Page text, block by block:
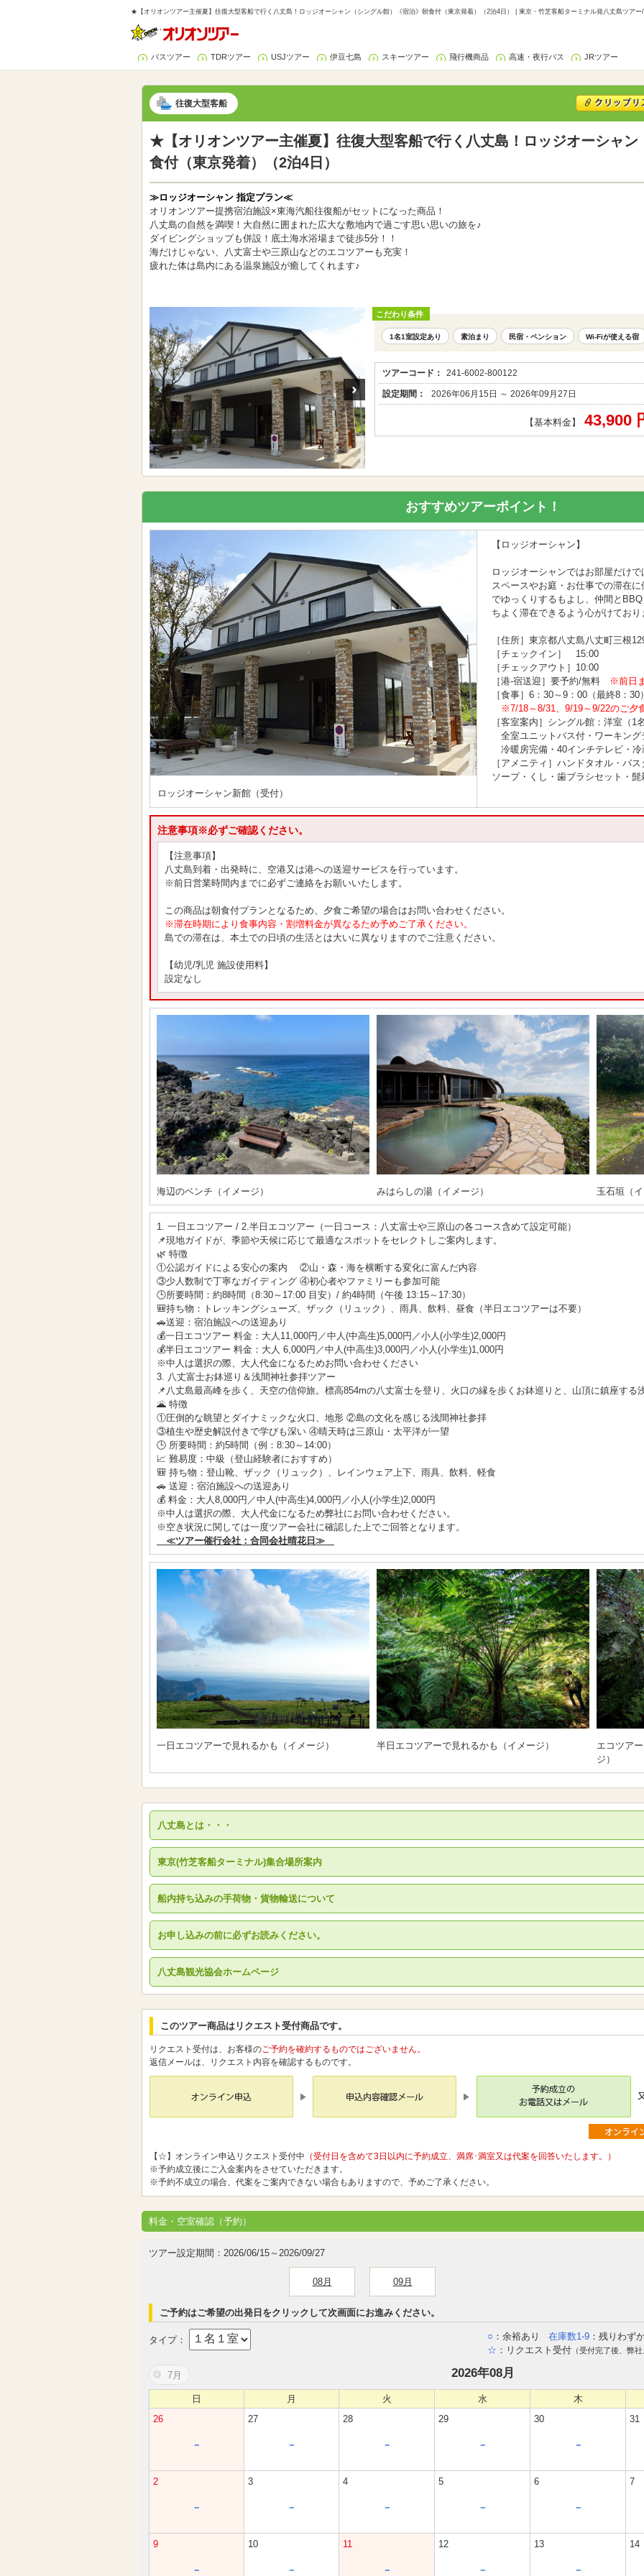
★【オリオンツアー主催夏】往復大型客船で行く八丈島！ロッジオーシャン（シングル館）《宿泊》朝食付（東京発着）（2泊4日） | 東京・竹芝客船ターミナル発八丈島ツアー
バスツアー TDRツアー USJツアー 伊豆七島 スキーツアー 飛行機商品 高速・夜行バス JRツアー
往復大型客船
★【オリオンツアー主催夏】往復大型客船で行く八丈島！ロッジオーシャン
食付（東京発着）（2泊4日）
≫ロッジオーシャン 指定プラン≪
オリオンツアー提携宿泊施設×東海汽船往復船がセットになった商品！
八丈島の自然を満喫！大自然に囲まれた広大な敷地内で過ごす思い思いの旅を♪
ダイビングショップも併設！底土海水浴場まで徒歩5分！！
海だけじゃない、八丈富士や三原山などのエコツアーも充実！
疲れた体は島内にある温泉施設が癒してくれます♪
こだわり条件
1名1室設定あり 素泊まり 民宿・ペンション Wi-Fiが使える宿
ツアーコード： 241-6002-800122
設定期間： 2026年06月15日 ～ 2026年09月27日
【基本料金】 43,900
おすすめツアーポイント！
ロッジオーシャン新館（受付）
【ロッジオーシャン】
ロッジオーシャンではお部屋だけ
スペースやお庭・お仕事での滞在
でゆっくりするもよし、仲間と
ちよく滞在できるよう心がけており
［住所］東京都八丈島八丈町三根
［チェックイン］ 15:00
［チェックアウト］10:00
［港-宿送迎］要予約/無料
※前日
［食事］6：30～9：00（最終8：
※7/18～8/31、9/19～9/22のご夕
［客室案内］シングル館：洋室（1
全室ユニットバス付・ワーキング
冷暖房完備・40インチテレビ・冷
［アメニティ］ハンドタオル・バ
ソープ・くし・歯ブラシセット・
注意事項※必ずご確認ください。
【注意事項】
八丈島到着・出発時に、空港又は港への送迎サービスを行っています。
※前日営業時間内までに必ずご連絡をお願いいたします。
この商品は朝食付プランとなるため、夕食ご希望の場合はお問い合わせください。
※滞在時期により食事内容・割増料金が異なるため予めご了承ください。
島での滞在は、本土での日頃の生活とは大いに異なりますのでご注意ください。
【幼児/乳児 施設使用料】
設定なし
海辺のベンチ（イメージ） みはらしの湯（イメージ） 玉石垣（
1. 一日エコツアー / 2.半日エコツアー（一日コース：八丈富士や三原山の各コース含めて設定可能）
📌現地ガイドが、季節や天候に応じて最適なスポットをセレクトしご案内します。
🌿 特徴
①公認ガイドによる安心の案内 ②山・森・海を横断する変化に富んだ内容
③少人数制で丁寧なガイディング ④初心者やファミリーも参加可能
🕒所要時間：約8時間（8:30～17:00 目安）/ 約4時間（午後 13:15～17:30）
🎒持ち物：トレッキングシューズ、ザック（リュック）、雨具、飲料、昼食（半日エコツアーは不要）
🚗送迎：宿泊施設への送迎あり
💰一日エコツアー 料金：大人11,000円／中人(中高生)5,000円／小人(小学生)2,000円
💰半日エコツアー 料金：大人 6,000円／中人(中高生)3,000円／小人(小学生)1,000円
※中人は選択の際、大人代金になるためお問い合わせください
3. 八丈富士お鉢巡り＆浅間神社参拝ツアー
📌八丈島最高峰を歩く、天空の信仰旅。標高854mの八丈富士を登り、火口の縁を歩くお鉢巡りと、山頂に鎮座する
🌋 特徴
①圧倒的な眺望とダイナミックな火口、地形 ②島の文化を感じる浅間神社参拝
③植生や歴史解説付きで学びも深い ④晴天時は三原山・太平洋が一望
🕒 所要時間：約5時間（例：8:30～14:00）
📈 難易度：中級（登山経験者におすすめ）
🎒 持ち物：登山靴、ザック（リュック）、レインウェア上下、雨具、飲料、軽食
🚗 送迎：宿泊施設への送迎あり
💰 料金：大人8,000円／中人(中高生)4,000円／小人(小学生)2,000円
※中人は選択の際、大人代金になるため弊社にお問い合わせください。
※空き状況に関しては一度ツアー会社に確認した上でご回答となります。
≪ツアー催行会社：合同会社晴花日≫
一日エコツアーで見れるかも（イメージ） 半日エコツアーで見れるかも（イメージ）
エコツア
ジ）
八丈島とは・・・
東京(竹芝客船ターミナル)集合場所案内
船内持ち込みの手荷物・貨物輸送について
お申し込みの前に必ずお読みください。
八丈島観光協会ホームページ
このツアー商品はリクエスト受付商品です。
リクエスト受付は、お客様のご予約を確約するものではございません。
返信メールは、リクエスト内容を確認するものです。
【☆】オンライン申込リクエスト受付中 （受付日を含めて3日以内に予約成立、満席･満室又は代案を回答いたします。）
※予約成立後にご入金案内をさせていただきます。
※予約不成立の場合、代案をご案内できない場合もありますので、予めご了承ください。
料金・空室確認（予約）
ツアー設定期間：2026/06/15～2026/09/27
08月 09月
ご予約はご希望の出発日をクリックして次画面にお進みください。
タイプ： ○ ：余裕あり 在庫数1-9 ：残りわ
☆ ：リクエスト受付 （受付完了後、弊
2026年08月
7月
日 月 火 水
木
26
－
27
－
28
－
29
－
30
－
31
2
－
3
－
4
－
5
－
6
－
7
9
－
10
－
11
－
12
－
13
－
14